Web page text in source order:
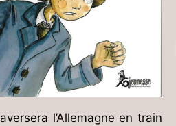
l’Allemagne en train